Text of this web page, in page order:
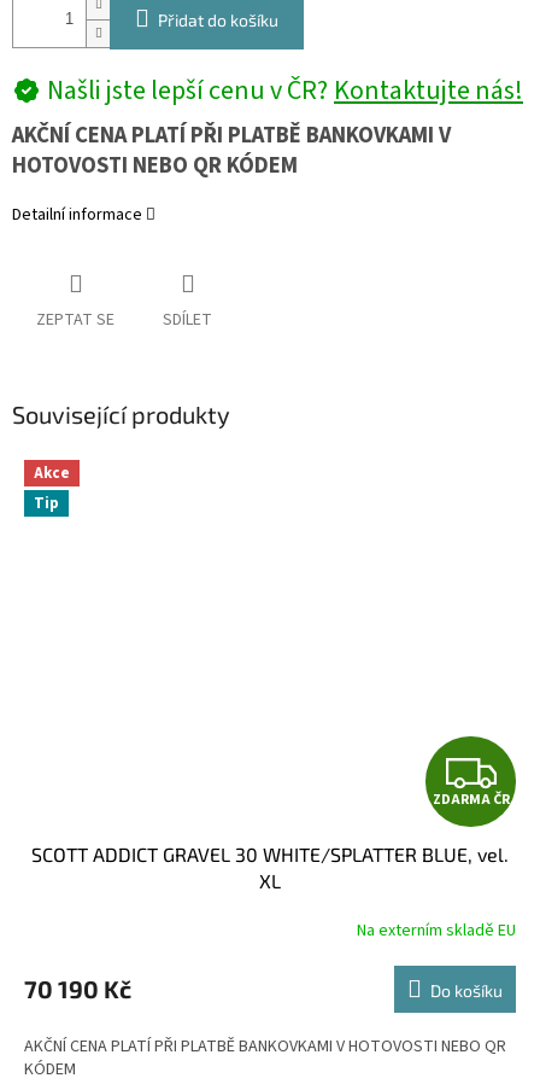
Přidat do košíku
Našli jste lepší cenu v ČR?Kontaktujte nás!
AKČNÍ CENA PLATÍ PŘI PLATBĚ BANKOVKAMI V
HOTOVOSTI NEBO QR KÓDEM
Detailní informace
ZEPTAT SE SDÍLET
Související produkty
Akce
Tip
Z
D
A
R
M
A
ZDARMA ČR
SCOTT ADDICT GRAVEL 30 WHITE/SPLATTER BLUE, vel.
XL
Na externím skladě EU
70 190 Kč Do košíku
AKČNÍ CENA PLATÍ PŘI PLATBĚ BANKOVKAMI V HOTOVOSTI NEBO QR
KÓDEM